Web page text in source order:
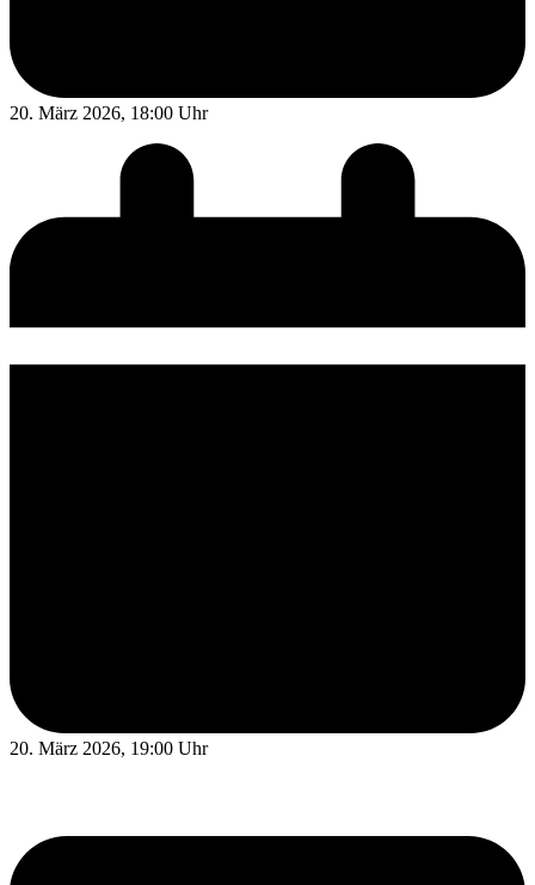
20. März 2026, 18:00 Uhr
20. März 2026, 19:00 Uhr